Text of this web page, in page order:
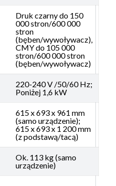
Druk czarny do 150
000 stron/600 000
stron
(bęben/wywoływacz),
CMY do 105 000
stron/600 000 stron
(bęben/wywoływacz)
220-240 V /50/60 Hz;
Poniżej 1,6 kW
615 x 693 x 961 mm
(samo urządzenie);
615 x 693 x 1 200 mm
(z podstawą/tacą)
Ok. 113 kg (samo
urządzenie)